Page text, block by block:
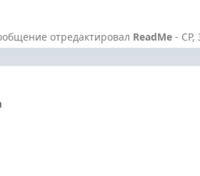
отредактировал ReadMe - СР,